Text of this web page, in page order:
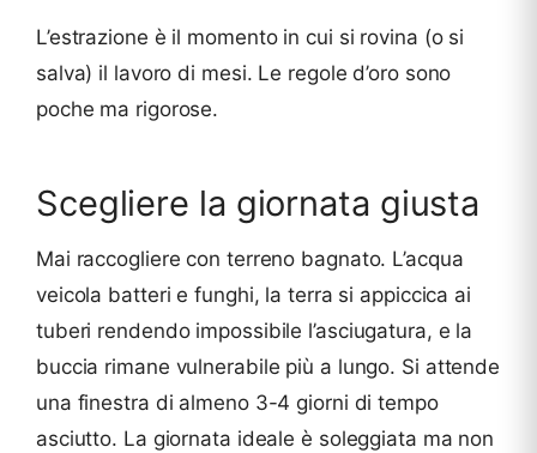
L’estrazione è il momento in cui si rovina (o si
salva) il lavoro di mesi. Le regole d’oro sono
poche ma rigorose.
Scegliere la giornata giusta
Mai raccogliere con terreno bagnato. L’acqua
veicola batteri e funghi, la terra si appiccica ai
tuberi rendendo impossibile l’asciugatura, e la
buccia rimane vulnerabile più a lungo. Si attende
una finestra di almeno 3-4 giorni di tempo
asciutto. La giornata ideale è soleggiata ma non